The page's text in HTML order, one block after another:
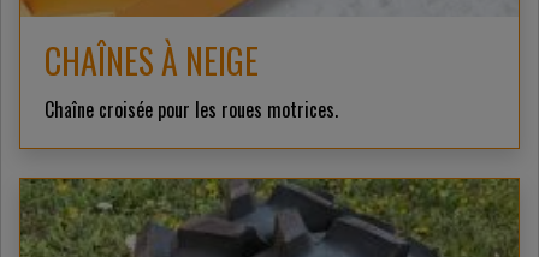
CHAÎNES À NEIGE
Chaîne croisée pour les roues motrices.